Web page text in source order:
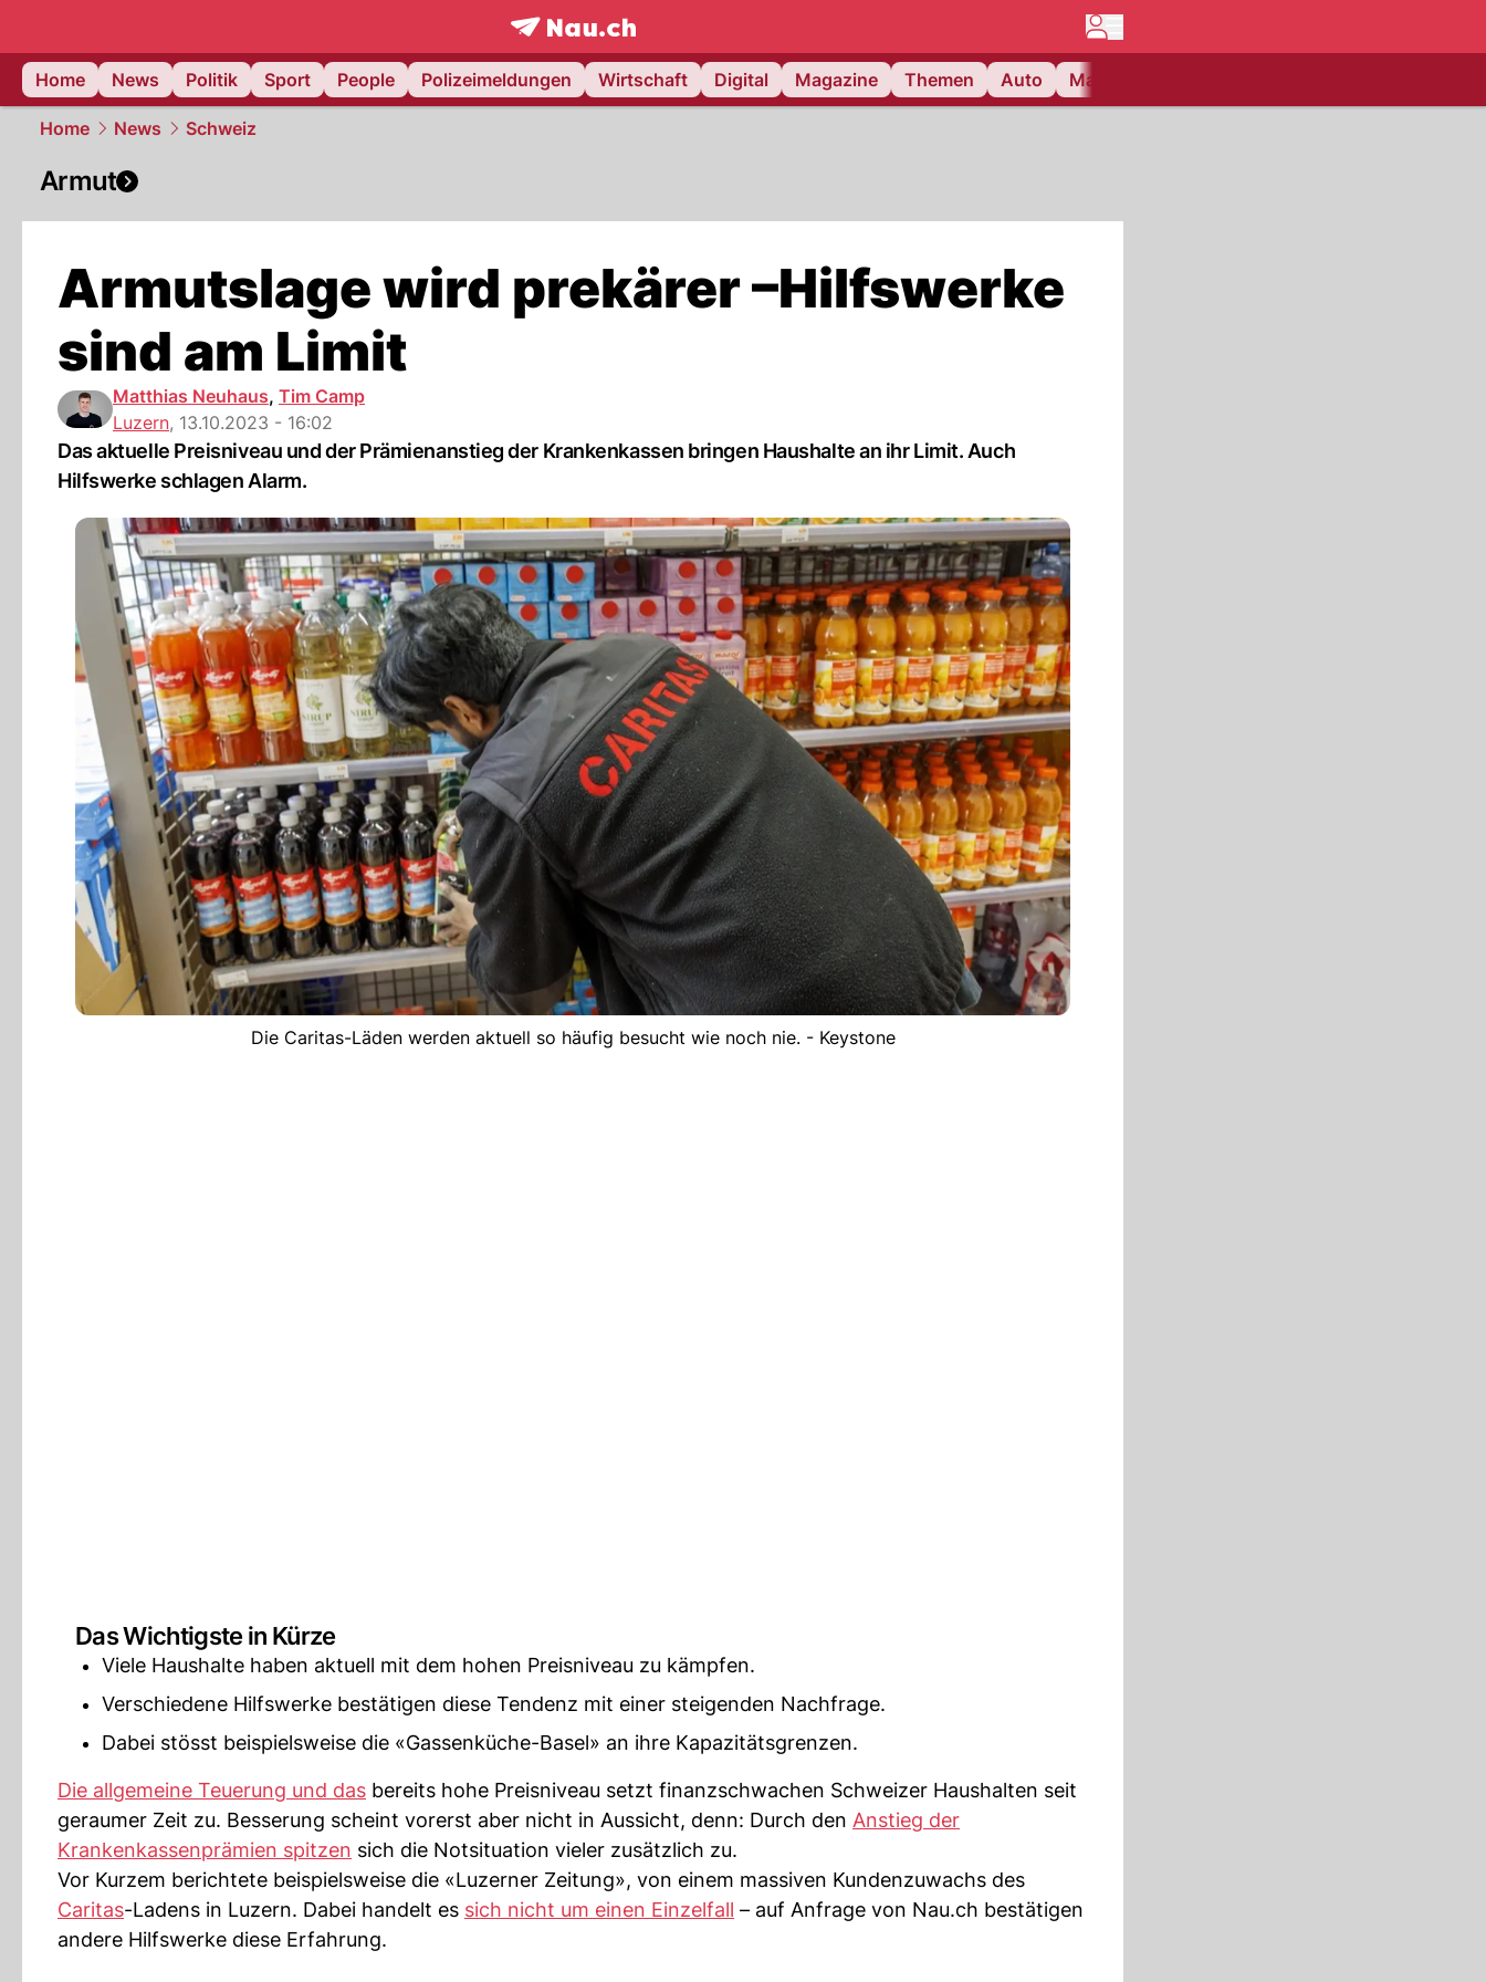
frontpage.NAU.ch
Home
News Politik Sport People Polizeimeldungen Wirtschaft Digital Magazine Themen Auto Matchcenter
Home News Schweiz
Armut
Armutslage wird prekärer –Hilfswerke
sind am Limit
Matthias Neuhaus, Tim Camp
Luzern, 13.10.2023 - 16:02
Das aktuelle Preisniveau und der Prämienanstieg der Krankenkassen bringen Haushalte an ihr Limit. Auch
Hilfswerke schlagen Alarm.
Die Caritas-Läden werden aktuell so häufig besucht wie noch nie. - Keystone
Das Wichtigste in Kürze
Viele Haushalte haben aktuell mit dem hohen Preisniveau zu kämpfen.
Verschiedene Hilfswerke bestätigen diese Tendenz mit einer steigenden Nachfrage.
Dabei stösst beispielsweise die «Gassenküche-Basel» an ihre Kapazitätsgrenzen.
Die allgemeine Teuerung und das bereits hohe Preisniveau setzt finanzschwachen Schweizer Haushalten seit
geraumer Zeit zu. Besserung scheint vorerst aber nicht in Aussicht, denn: Durch den Anstieg der
Krankenkassenprämien spitzen sich die Notsituation vieler zusätzlich zu.
Vor Kurzem berichtete beispielsweise die «Luzerner Zeitung», von einem massiven Kundenzuwachs des
Caritas-Ladens in Luzern. Dabei handelt es sich nicht um einen Einzelfall – auf Anfrage von Nau.ch bestätigen
andere Hilfswerke diese Erfahrung.